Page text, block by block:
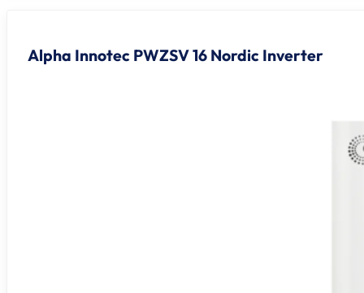
Alpha Innotec PWZSV 16 Nordic Inverter